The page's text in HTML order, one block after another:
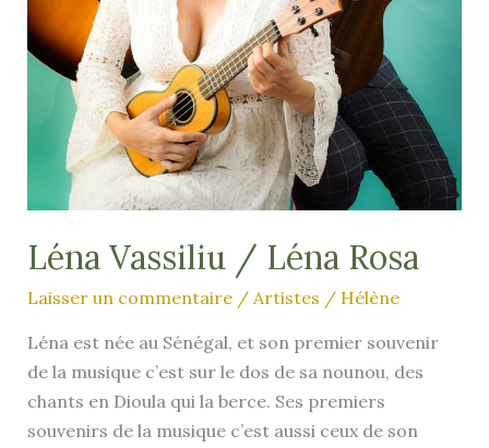
Léna Vassiliu / Léna Rosa
Laisser un commentaire / Artistes / Hélène
Léna est née au Sénégal, et son premier souvenir
de la musique c’est sur le dos de sa nounou, des
chants en Dioula qui la berce. Ses premiers
souvenirs de la musique c’est aussi ceux de son